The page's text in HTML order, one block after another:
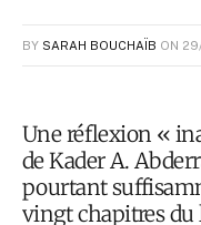
BY SARAH BOUCHAÏB ON
Une réflexion «
de Kader A.
pourtant
vingt chapitres du